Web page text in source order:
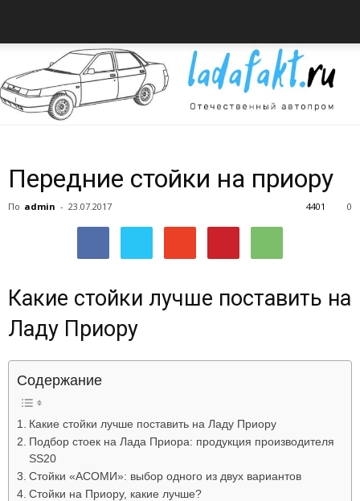
автомобилях
ВАЗ
Передние стойки на приору
По admin - 23.07.2017 0
4401
Какие стойки лучше поставить на
Ладу Приору
Содержание
Какие стойки лучше поставить на Ладу Приору
Подбор стоек на Лада Приора: продукция производителя
SS20
Стойки «АСОМИ»: выбор одного из двух вариантов
Стойки на Приору, какие лучше?